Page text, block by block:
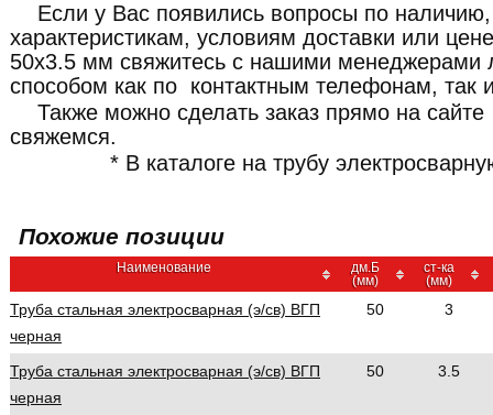
Если у Вас появились вопросы по наличию,
характеристикам, условиям доставки или
50x3.5 мм свяжитесь с нашими
способом как по контактным телефонам, так
Также можно сделать заказ прямо на
свяжемся.
* В каталоге на трубу
Похожие позиции
Наименование
дм.Б
(мм)
ст-ка
(мм)
Труба стальная электросварная (э/св) ВГП
черная
50 3
Труба стальная электросварная (э/св) ВГП
черная
50 3.5